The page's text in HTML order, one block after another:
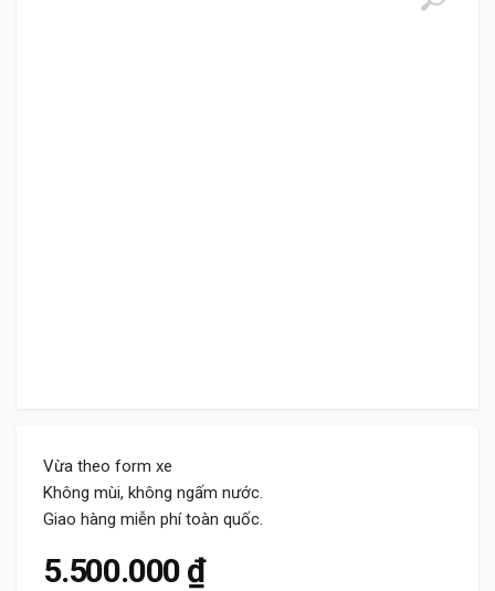
Vừa theo form xe
Không mùi, không ngấm nước.
Giao hàng miễn phí toàn quốc.
5.500.000 ₫